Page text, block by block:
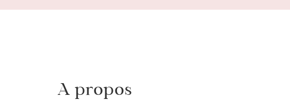
A propos